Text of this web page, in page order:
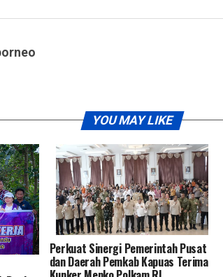
YOU MAY LIKE
Perkuat Sinergi Pemerintah Pusat
dan Daerah Pemkab Kapuas Terima